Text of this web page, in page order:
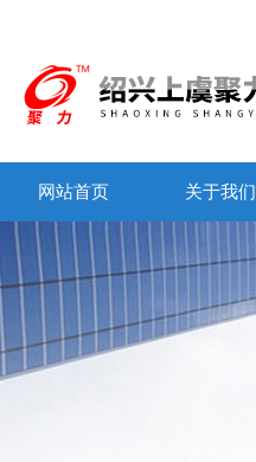
网站首页 关于我们